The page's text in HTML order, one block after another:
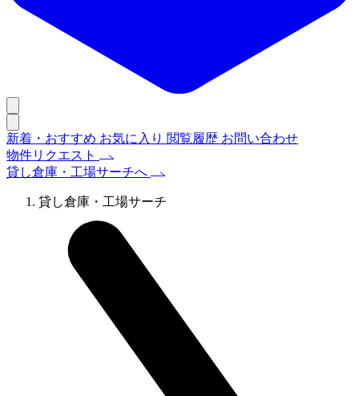
新着・おすすめ お気に入り 閲覧履歴 お問い合わせ
物件リクエスト
貸し倉庫・工場サーチへ
貸し倉庫・工場サーチ